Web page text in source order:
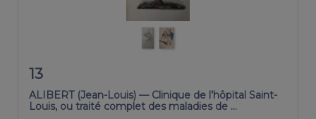
13
ALIBERT (Jean-Louis) — Clinique de l’hôpital Saint-
Louis, ou traité complet des maladies de …